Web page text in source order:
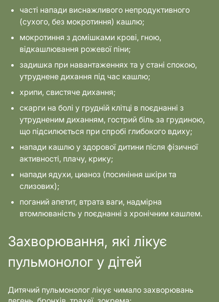
часті напади виснажливого непродуктивного
(сухого, без мокротиння) кашлю;
мокротиння з домішками крові, гною,
відкашлювання рожевої піни;
задишка при навантаженнях та у стані спокою,
утруднене дихання під час кашлю;
хрипи, свистяче дихання;
скарги на болі у грудній клітці в поєднанні з
утрудненим диханням, гострий біль за грудиною,
що підсилюється при спробі глибокого вдиху;
напади кашлю у здорової дитини після фізичної
активності, плачу, крику;
напади ядухи, цианоз (посиніння шкіри та
слизових);
поганий апетит, втрата ваги, надмірна
втомлюваність у поєднанні з хронічним кашлем.
Захворювання, які лікує
пульмонолог у дітей
Дитячий пульмонолог лікує чимало захворювань